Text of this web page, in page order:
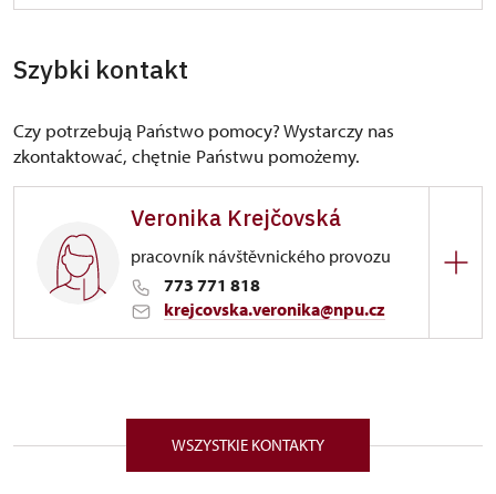
Szybki kontakt
Czy potrzebują Państwo pomocy? Wystarczy nas
zkontaktować, chętnie Państwu pomożemy.
Veronika Krejčovská
pracovník návštěvnického provozu
773 771 818
krejcovska.veronika@npu.cz
WSZYSTKIE KONTAKTY